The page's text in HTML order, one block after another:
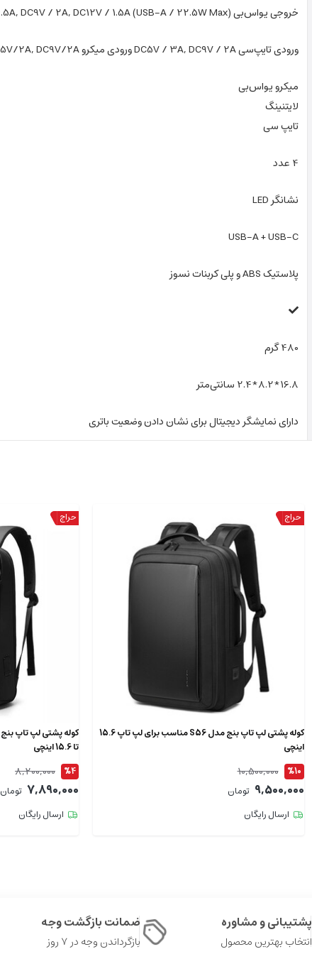
خروجی یواس‌بی DC4.5V / 5A, DC5V / 4.5A, DC9V / 2A, DC12V / 1.5A (USB-A / 22.5W Max) خروجی تایپ‌سی DC5V / 3A, DC9V / 2A, DC12V / 1.5A
ورودی تایپ‌سی DC5V / 3A, DC9V / 2A ورودی میکرو DC5V/2A, DC9V/2A ورودی لایتنینگ DC5V/2A, DC9V/2A
میکرو یو‌اس‌بی
لایتنینگ
تایپ سی
4 عدد
نشانگر LED
USB-A + USB-C
پلاستیک ABS و پلی کربنات نسوز
480 گرم
16.8‌*‌8.2‌*‌2.4 سانتی‌متر
دارای نمایشگر دیجیتال برای نشان دادن وضعیت باتری
کوله پشتی لپ تاپ بنج مدل S56 مناسب برای لپ تاپ 15.6
اینچی
%10
10,500,000
9,500,000 تومان
ارسال رایگان
تا 15.6 اینچی
%4
8,200,000
7,890,000 تومان
ارسال رایگان
پشتیبانی و مشاوره
انتخاب بهترین محصول
ضمانت بازگشت وجه
بازگرداندن وجه در ۷ روز